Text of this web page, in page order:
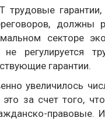
трудовые
должны
секторе
регулируется
гарантии.
увеличилось
за счет того,
правовые.